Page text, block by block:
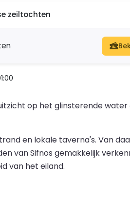
zeiltochten
op het glinsterende
en lokale taverna's. Van
van Sifnos gemakkelijk
van het eiland.